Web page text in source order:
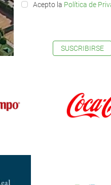
Acepto la Política de
SUSCRIBIRSE